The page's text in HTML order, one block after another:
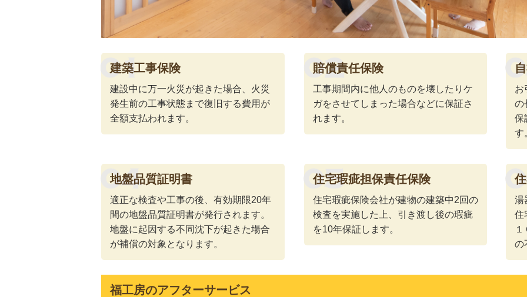
建築工事保険
建設中に万一火災が起きた場合、火災
発生前の工事状態まで復旧する費用が
全額支払われます。
賠償責任保険
工事期間内に他人のものを壊したりケ
ガをさせてしまった場合などに保証さ
れます。
お
の
保
す
地盤品質証明書
適正な検査や工事の後、有効期限20年
間の地盤品質証明書が発行されます。
地盤に起因する不同沈下が起きた場合
が補償の対象となります。
住宅瑕疵担保責任保険
住宅瑕疵保険会社が建物の建築中2回の
検査を実施した上、引き渡し後の瑕疵
を10年保証します。
湯
住
の
福工房のアフターサービス